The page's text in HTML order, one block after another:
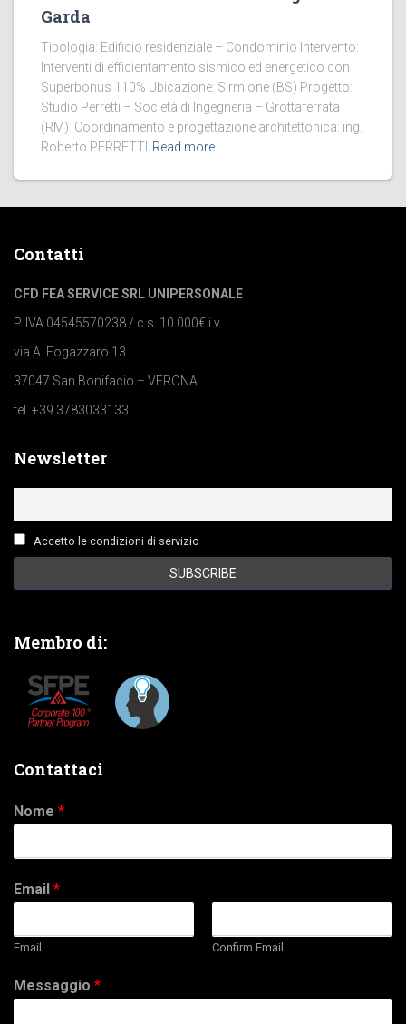
Garda
Tipologia: Edificio residenziale – Condominio Intervento:
Interventi di efficientamento sismico ed energetico con
Superbonus 110% Ubicazione: Sirmione (BS) Progetto:
Studio Perretti – Società di Ingegneria – Grottaferrata
(RM) Coordinamento e progettazione architettonica: ing.
Roberto PERRETTI Read more…
Contatti
CFD FEA SERVICE SRL UNIPERSONALE
P. IVA 04545570238 / c.s. 10.000€ i.v.
via A. Fogazzaro 13
37047 San Bonifacio – VERONA
tel. +39 3783033133
Newsletter
Accetto le condizioni di servizio
Membro di:
Contattaci
Nome *
Email *
Email Confirm Email
Messaggio *